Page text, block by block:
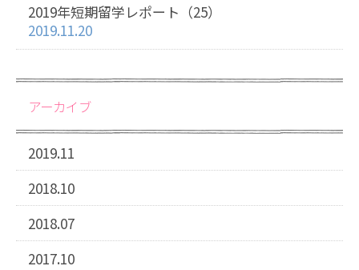
2019年短期留学レポート（25）
2019.11.20
アーカイブ
2019.11
2018.10
2018.07
2017.10